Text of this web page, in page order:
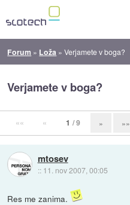
Forum » Loža »Verjamete v boga?
Verjamete v boga?
«« « 1 / 9 » »»
mtosev
:: 11. nov 2007, 00:05
Res me zanima.